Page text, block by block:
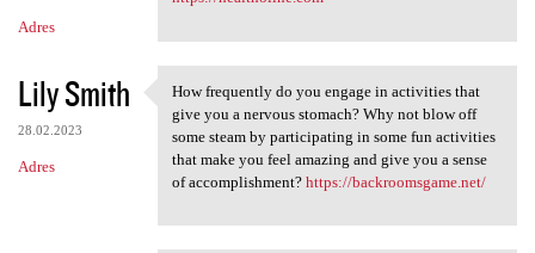
Adres
Lily Smith
28.02.2023
Adres
How frequently do you engage
How frequently do you engage in activities that
give you a nervous stomach? Why not blow off
some steam by participating in some fun activities
that make you feel amazing and give you a sense
of accomplishment? https://backroomsgame.net/